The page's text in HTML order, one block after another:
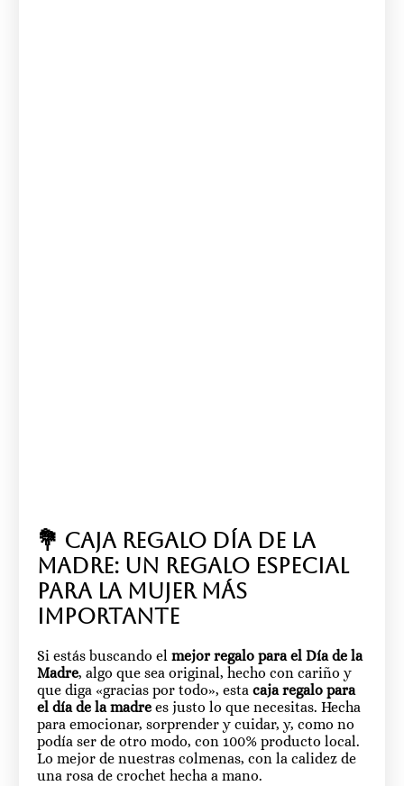
💐 Caja regalo Día de la
Madre: un regalo especial
para la mujer más
importante
Si estás buscando el mejor regalo para el Día de la
Madre, algo que sea original, hecho con cariño y
que diga «gracias por todo», esta caja regalo para
el día de la madrees justo lo que necesitas. Hecha
para emocionar, sorprender y cuidar, y, como no
podía ser de otro modo, con 100% producto local.
Lo mejor de nuestras colmenas, con la calidez de
una rosa de crochet hecha a mano.